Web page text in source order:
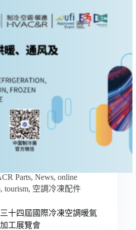
Parts, News, online
, tourism, 空調冷凍配件
十四屆國際冷凍空調暖氣
工展覽會